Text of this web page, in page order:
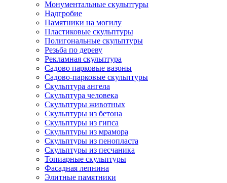
Монументальные скульптуры
Надгробие
Памятники на могилу
Пластиковые скульптуры
Полигональные скульптуры
Резьба по дереву
Рекламная скульптура
Садово парковые вазоны
Садово-парковые скульптуры
Скульптура ангела
Скульптура человека
Скульптуры животных
Скульптуры из бетона
Скульптуры из гипса
Скульптуры из мрамора
Скульптуры из пенопласта
Скульптуры из песчаника
Топиарные скульптуры
Фасадная лепнина
Элитные памятники